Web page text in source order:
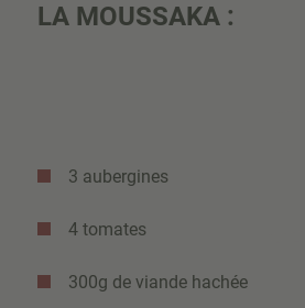
LA MOUSSAKA :
3 aubergines
4 tomates
300g de viande hachée